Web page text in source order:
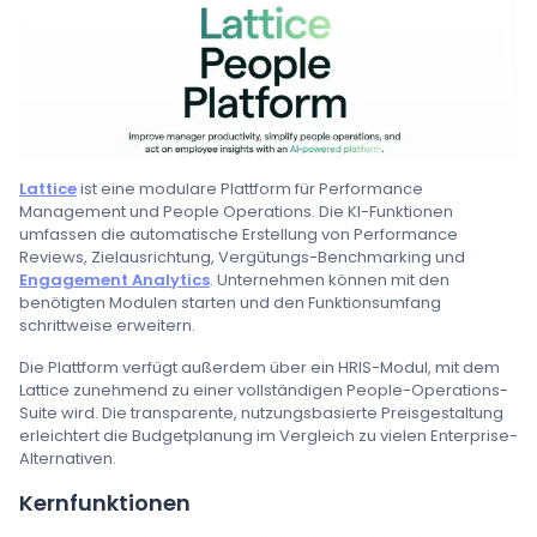
Latticeist eine modulare Plattform für Performance
Management und People Operations. Die KI-Funktionen
umfassen die automatische Erstellung von Performance
Reviews, Zielausrichtung, Vergütungs-Benchmarking und
Engagement Analytics. Unternehmen können mit den
benötigten Modulen starten und den Funktionsumfang
schrittweise erweitern.
Die Plattform verfügt außerdem über ein HRIS-Modul, mit dem
Lattice zunehmend zu einer vollständigen People-Operations-
Suite wird. Die transparente, nutzungsbasierte Preisgestaltung
erleichtert die Budgetplanung im Vergleich zu vielen Enterprise-
Alternativen.
Kernfunktionen